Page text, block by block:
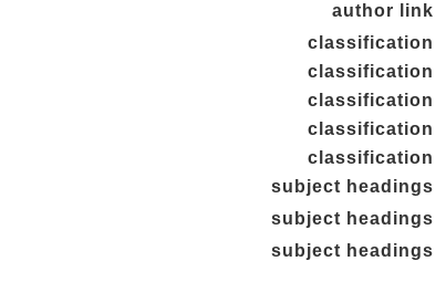
author link
classification
classification
classification
classification
classification
subject headings
subject headings
subject headings